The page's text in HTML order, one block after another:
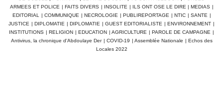
ARMEES ET POLICE | FAITS DIVERS | INSOLITE | ILS ONT OSE LE DIRE | MEDIAS |
EDITORIAL
| COMMUNIQUE | NECROLOGIE | PUBLIREPORTAGE | NTIC | SANTE |
JUSTICE | DIPLOMATIE | DIPLOMATIE | GUEST EDITORIALISTE | ENVIRONNEMENT |
INSTITUTIONS | RELIGION | EDUCATION | AGRICULTURE | PAROLE DE CAMPAGNE |
Antivirus, la chronique d'Abdoulaye Der | COVID-19 | Assemblée Nationale | Echos des
Locales 2022